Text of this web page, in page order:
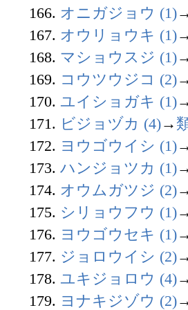
166. オニガジョウ (1)
167. オウリョウキ (1)
168. マショウスジ (1)
169. コウツウジコ (2)
170. ユイショガキ (1)
171. ビジョヅカ (4)→
172. ヨウゴウイシ (1)
173. ハンジョツカ (1)
174. オウムガツジ (2)
175. シリョウフウ (1)
176. ヨウゴウセキ (1)
177. ジョロウイシ (2)
178. ユキジョロウ (4)
179. ヨナキジゾウ (2)